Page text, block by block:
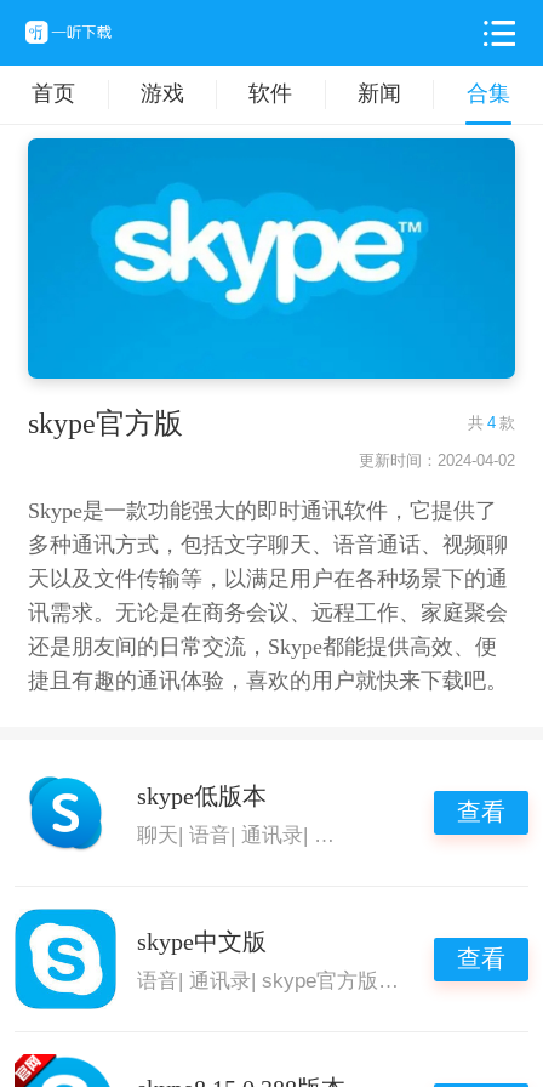
首页 游戏 软件 新闻 合集
skype官方版 共 4 款
更新时间：2024-04-02
Skype是一款功能强大的即时通讯软件，它提供了
多种通讯方式，包括文字聊天、语音通话、视频聊
天以及文件传输等，以满足用户在各种场景下的通
讯需求。无论是在商务会议、远程工作、家庭聚会
还是朋友间的日常交流，Skype都能提供高效、便
捷且有趣的通讯体验，喜欢的用户就快来下载吧。
skype低版本
聊天|语音|通讯录| skype官方版
查看
skype中文版
语音 |通讯录 skype官方版 |skype中文版
查看